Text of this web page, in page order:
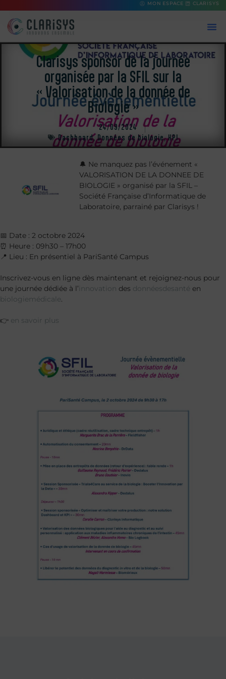
MON ESPACE CLARISYS
Clarisys sponsor de la journée
organisée par la SFIL sur la
« Valorisation de la donnée de
Biologie »
24/09/2024
Dashboard,Données de biologie,KPI
🔔 Ne manquez pas l’événement «
VALORISATION DE LA DONNEE DE
BIOLOGIE » organisé par la SFIL –
Société Française d’Informatique de
Laboratoire, parrainé par Clarisys !
📅 Date : 2 octobre 2024
⏰ Heure : 09h30 – 17h00
📍 Lieu : En présentiel à PariSanté Campus
Inscrivez-vous en ligne dès maintenant et rejoignez-nous pour
une journée dédiée à l’ innovation des donnéesdesanté en
biologiemédicale.
👉 en savoir plus